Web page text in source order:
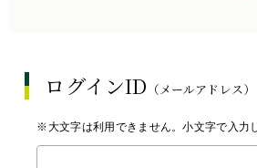
ログインID （メールアドレス）
※大文字は利用できません。小文字で入力